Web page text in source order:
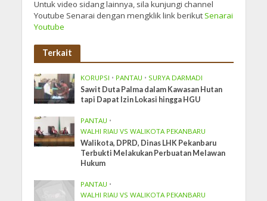
Untuk video sidang lainnya, sila kunjungi channel
Youtube Senarai dengan mengklik link berikutSenarai
Youtube
Terkait
KORUPSI • PANTAU • SURYA DARMADI
Sawit Duta Palma dalam Kawasan Hutan
tapi Dapat Izin Lokasi hingga HGU
PANTAU •
WALHI RIAU VS WALIKOTA PEKANBARU
Walikota, DPRD, Dinas LHK Pekanbaru
Terbukti Melakukan Perbuatan Melawan
Hukum
PANTAU •
WALHI RIAU VS WALIKOTA PEKANBARU